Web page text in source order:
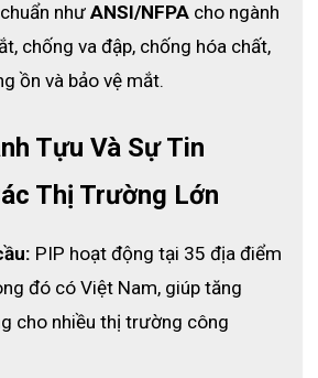
như ANSI/NFPA cho ngành
chống va đập, chống hóa chất,
ồn và bảo vệ mắt.
Tựu Và Sự Tin
Thị Trường Lớn
PIP hoạt động tại 35 địa điểm
đó có Việt Nam, giúp tăng
cho nhiều thị trường công